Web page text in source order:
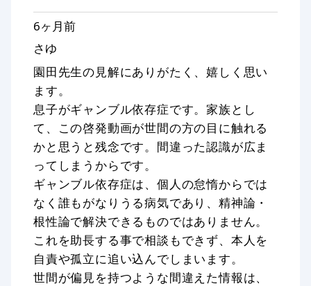
6ヶ月前
さゆ
園田先生の見解にありがたく、嬉しく思い
ます。
息子がギャンブル依存症です。家族とし
て、この啓発動画が世間の方の目に触れる
かと思うと残念です。間違った認識が広ま
ってしまうからです。
ギャンブル依存症は、個人の怠惰からでは
なく誰もがなりうる病気であり、精神論・
根性論で解決できるものではありません。
これを助長する事で相談もできず、本人を
自責や孤立に追い込んでしまいます。
世間が偏見を持つような間違えた情報は、